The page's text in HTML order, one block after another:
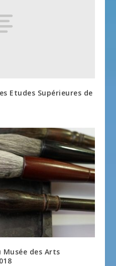
Etudes Supérieures de
des Arts